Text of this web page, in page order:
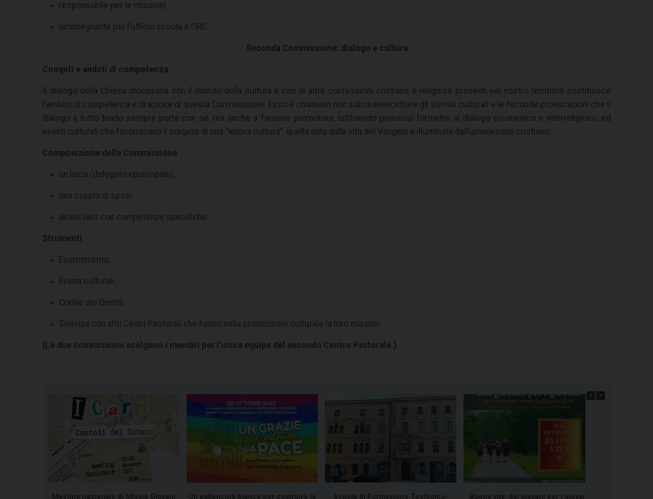
responsabile per le missioni,
un’insegnante per l’ufficio scuola e l’IRC.
Seconda Commissione: dialogo e cultura
Compiti e ambiti di competenza
Il dialogo della Chiesa diocesana con il mondo della cultura e con le altre confessioni cristiane e religiose presenti nel nostro territorio costituisce
l’ambito di competenza e di azione di questa Commissione. Esso è chiamato non solo a intercettare gli stimoli culturali e le feconde provocazioni che il
dialogo a tutto tondo sempre porta con sé, ma anche a farsene promotore, istituendo processi formativi al dialogo ecumenico e interreligioso, ed
eventi culturali che favoriscano il sorgere di una “nuova cultura”: quella nata dalla vita del Vangelo e illuminata dall’umanesimo cristiano.
Composizione della Commissione
un laico (delegato episcopale),
una coppia di sposi
alcuni laici con competenze specifiche.
Strumenti
Ecumenismo,
Eventi culturali,
Cortile dei Gentili,
Sinergia con altri Centri Pastorali che hanno nella promozione culturale la loro mission
(Le due commissioni scelgono i membri per l’unica equipe del secondo Centro Pastorale.)
Meeting nazionale di Missio Giovani Un palloncino bianco per costruire la Scuola di Formazione Teologico- Buona vita: dai giovani per i giovani